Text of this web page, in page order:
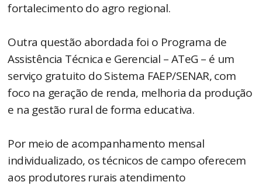
fortalecimento do agro regional.
Outra questão abordada foi o Programa de
Assistência Técnica e Gerencial – ATeG – é um
serviço gratuito do Sistema FAEP/SENAR, com
foco na geração de renda, melhoria da produção
e na gestão rural de forma educativa.
Por meio de acompanhamento mensal
individualizado, os técnicos de campo oferecem
aos produtores rurais atendimento